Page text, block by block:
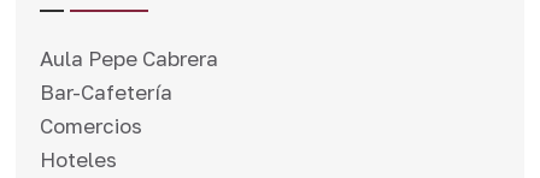
Aula Pepe Cabrera
Bar-Cafetería
Comercios
Hoteles